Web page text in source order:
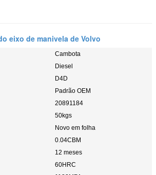
eixo de manivela de Volvo
Cambota
Diesel
D4D
Padrão OEM
20891184
50kgs
Novo em folha
0.04CBM
12 meses
60HRC